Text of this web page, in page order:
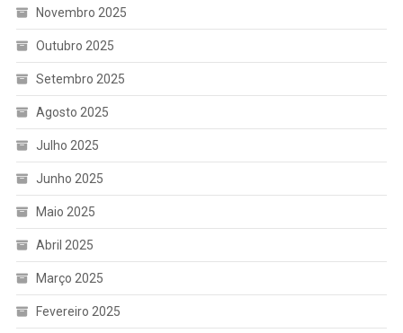
Novembro 2025
Outubro 2025
Setembro 2025
Agosto 2025
Julho 2025
Junho 2025
Maio 2025
Abril 2025
Março 2025
Fevereiro 2025